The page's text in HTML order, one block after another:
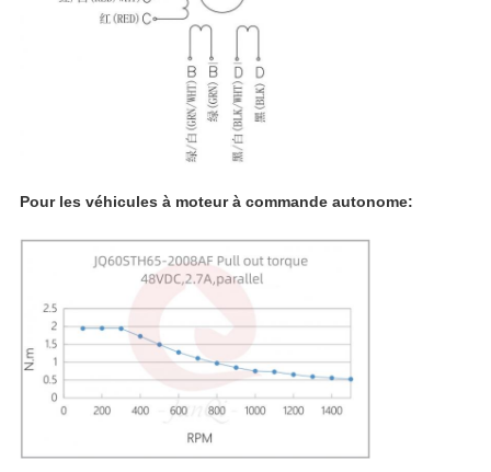
Pour les véhicules à moteur à commande autonome: